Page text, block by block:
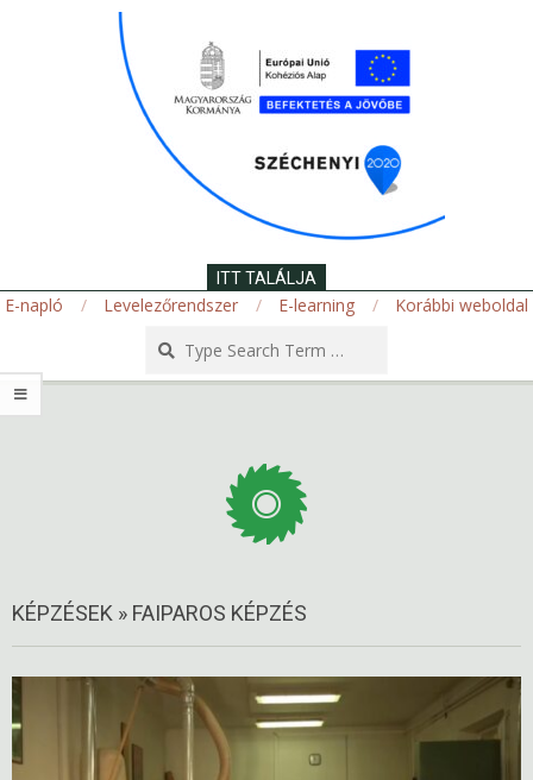
ITT TALÁLJA
E-napló Levelezőrendszer E-learning
Korábbi weboldal
Secondary
Navigation
KÉPZÉSEK » FAIPAROS KÉPZÉS